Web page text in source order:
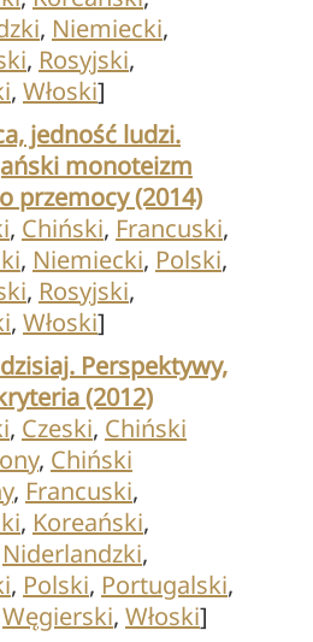
, Niemiecki,
, Rosyjski,
, Włoski]
jedność ludzi.
monoteizm
przemocy (2014)
, Chiński, Francuski,
, Niemiecki, Polski,
, Rosyjski,
, Włoski]
Perspektywy,
(2012)
, Czeski, Chiński
, Chiński
, Francuski,
, Koreański,
Niderlandzki,
, Polski, Portugalski,
Węgierski, Włoski]